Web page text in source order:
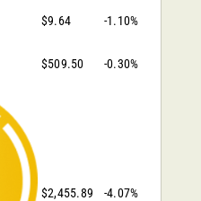
$9.64 -1.10%
$509.50 -0.30%
$2,455.89 -4.07%